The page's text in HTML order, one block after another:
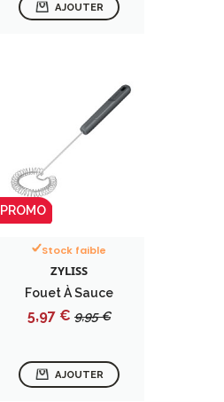
AJOUTER
Stock faible
ZYLISS
Fouet À Sauce
Prix
5,97 € Prix
9,95 €
AJOUTER
PROMO